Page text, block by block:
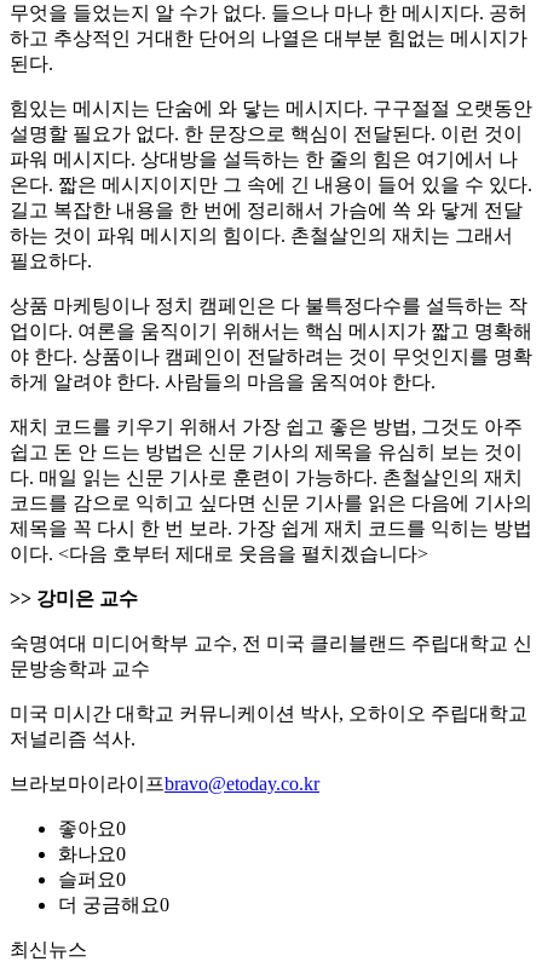
무엇을 들었는지 알 수가 없다. 들으나 마나 한 메시지다. 공허
하고 추상적인 거대한 단어의 나열은 대부분 힘없는 메시지가
된다.
힘있는 메시지는 단숨에 와 닿는 메시지다. 구구절절 오랫동안
설명할 필요가 없다. 한 문장으로 핵심이 전달된다. 이런 것이
파워 메시지다. 상대방을 설득하는 한 줄의 힘은 여기에서 나
온다. 짧은 메시지이지만 그 속에 긴 내용이 들어 있을 수 있다.
길고 복잡한 내용을 한 번에 정리해서 가슴에 쏙 와 닿게 전달
하는 것이 파워 메시지의 힘이다. 촌철살인의 재치는 그래서
필요하다.
상품 마케팅이나 정치 캠페인은 다 불특정다수를 설득하는 작
업이다. 여론을 움직이기 위해서는 핵심 메시지가 짧고 명확해
야 한다. 상품이나 캠페인이 전달하려는 것이 무엇인지를 명확
하게 알려야 한다. 사람들의 마음을 움직여야 한다.
재치 코드를 키우기 위해서 가장 쉽고 좋은 방법, 그것도 아주
쉽고 돈 안 드는 방법은 신문 기사의 제목을 유심히 보는 것이
다. 매일 읽는 신문 기사로 훈련이 가능하다. 촌철살인의 재치
코드를 감으로 익히고 싶다면 신문 기사를 읽은 다음에 기사의
제목을 꼭 다시 한 번 보라. 가장 쉽게 재치 코드를 익히는 방법
이다. <다음 호부터 제대로 웃음을 펼치겠습니다>
>> 강미은 교수
숙명여대 미디어학부 교수, 전 미국 클리블랜드 주립대학교 신
문방송학과 교수
미국 미시간 대학교 커뮤니케이션 박사, 오하이오 주립대학교
저널리즘 석사.
브라보마이라이프bravo@etoday.co.kr
좋아요0
화나요0
슬퍼요0
더 궁금해요0
최신뉴스